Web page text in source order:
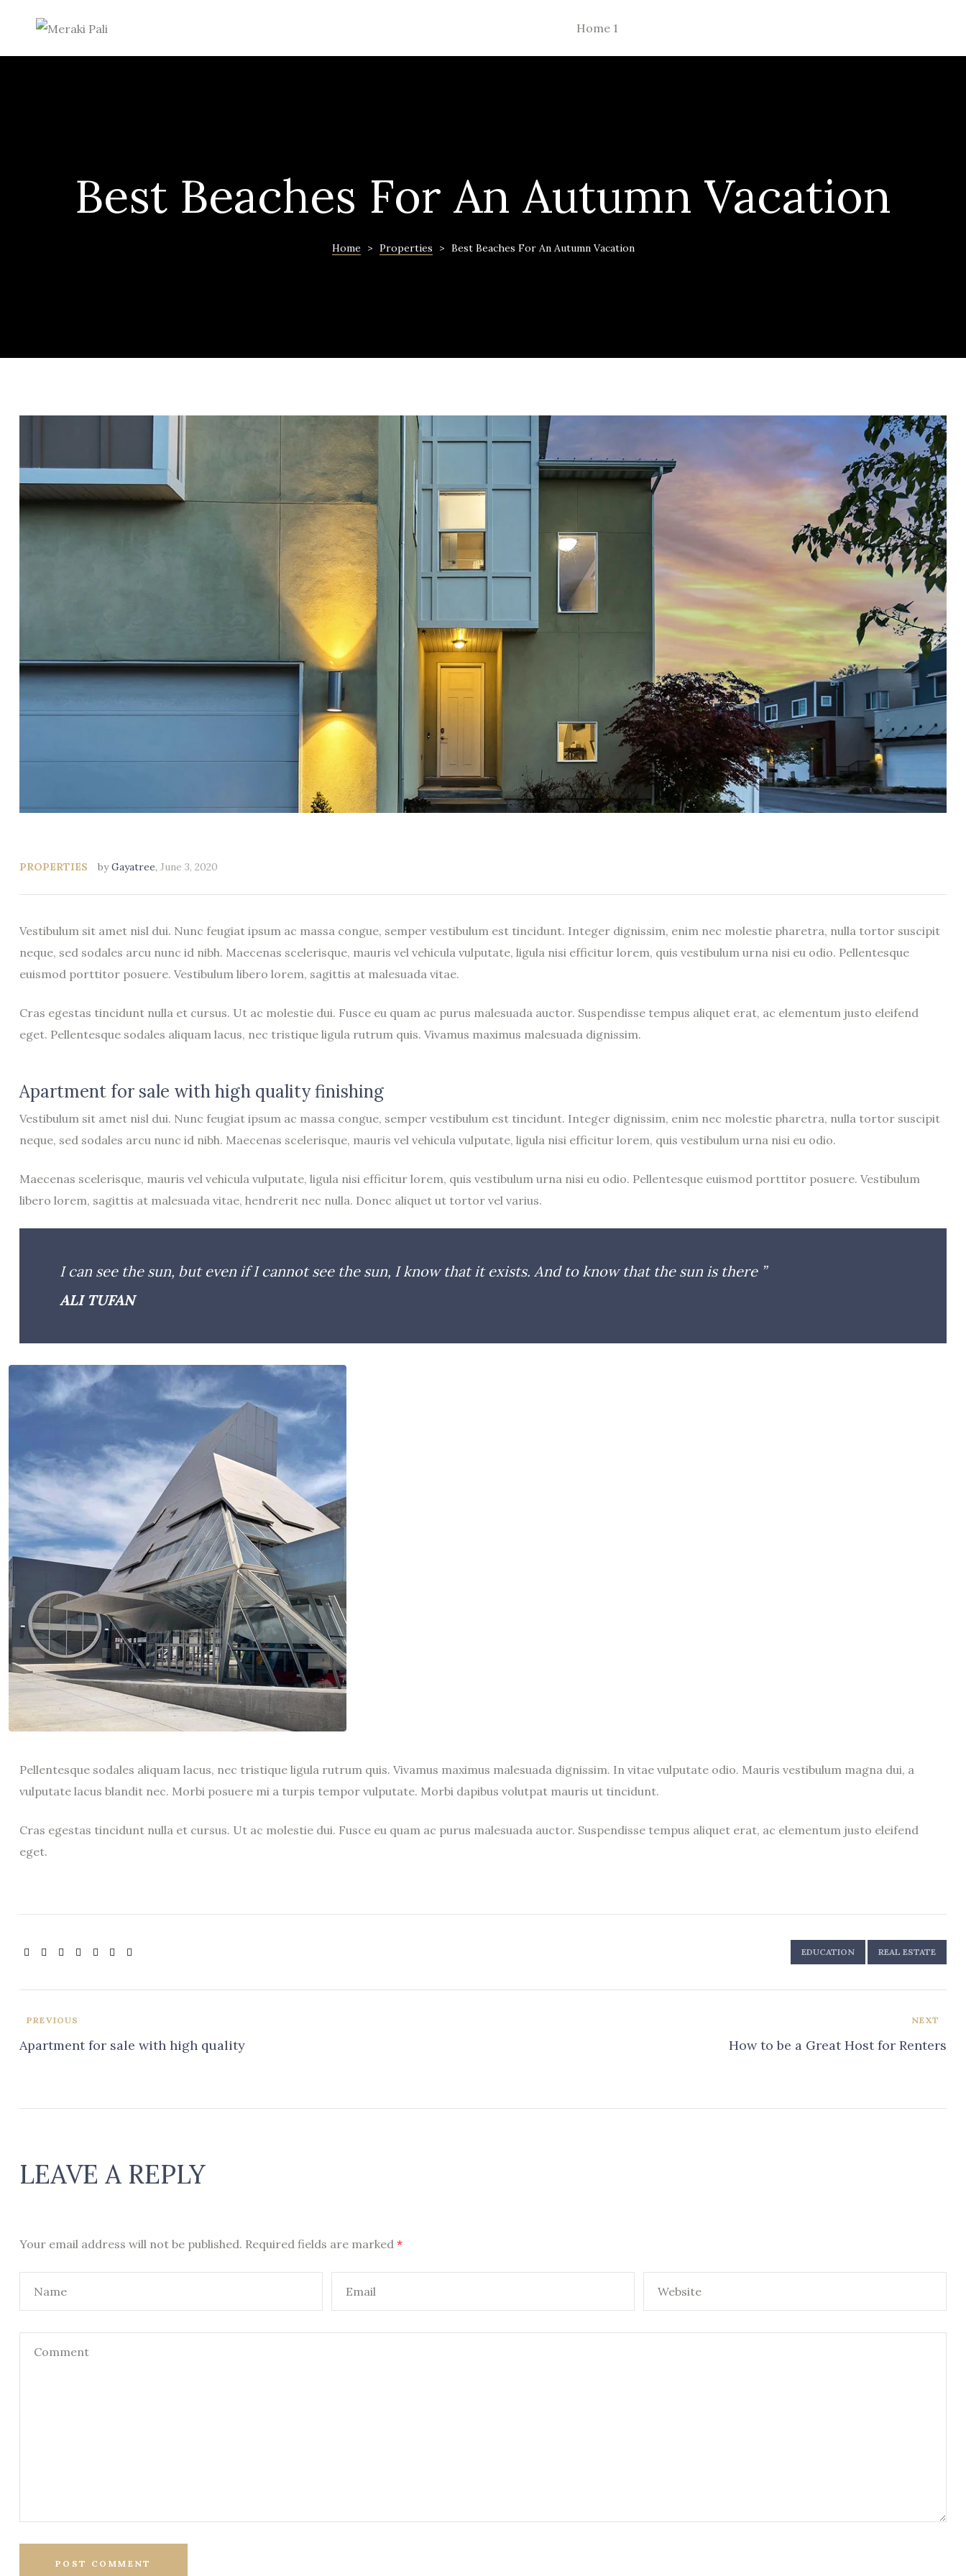
HOMES
Home 1
Best Beaches For An Autumn Vacation
Home > Properties > Best Beaches For An Autumn Vacation
PROPERTIES byGayatree, June 3, 2020
Vestibulum sit amet nisl dui. Nunc feugiat ipsum ac massa congue, semper vestibulum est tincidunt. Integer dignissim, enim nec molestie pharetra, nulla tortor suscipit
neque, sed sodales arcu nunc id nibh. Maecenas scelerisque, mauris vel vehicula vulputate, ligula nisi efficitur lorem, quis vestibulum urna nisi eu odio. Pellentesque
euismod porttitor posuere. Vestibulum libero lorem, sagittis at malesuada vitae.
Cras egestas tincidunt nulla et cursus. Ut ac molestie dui. Fusce eu quam ac purus malesuada auctor. Suspendisse tempus aliquet erat, ac elementum justo eleifend
eget. Pellentesque sodales aliquam lacus, nec tristique ligula rutrum quis. Vivamus maximus malesuada dignissim.
Apartment for sale with high quality finishing
Vestibulum sit amet nisl dui. Nunc feugiat ipsum ac massa congue, semper vestibulum est tincidunt. Integer dignissim, enim nec molestie pharetra, nulla tortor suscipit
neque, sed sodales arcu nunc id nibh. Maecenas scelerisque, mauris vel vehicula vulputate, ligula nisi efficitur lorem, quis vestibulum urna nisi eu odio.
Maecenas scelerisque, mauris vel vehicula vulputate, ligula nisi efficitur lorem, quis vestibulum urna nisi eu odio. Pellentesque euismod porttitor posuere. Vestibulum
libero lorem, sagittis at malesuada vitae, hendrerit nec nulla. Donec aliquet ut tortor vel varius.
I can see the sun, but even if I cannot see the sun, I know that it exists. And to know that the sun is there ”
ALI TUFAN
Pellentesque sodales aliquam lacus, nec tristique ligula rutrum quis. Vivamus maximus malesuada dignissim. In vitae vulputate odio. Mauris vestibulum magna dui, a
vulputate lacus blandit nec. Morbi posuere mi a turpis tempor vulputate. Morbi dapibus volutpat mauris ut tincidunt.
Cras egestas tincidunt nulla et cursus. Ut ac molestie dui. Fusce eu quam ac purus malesuada auctor. Suspendisse tempus aliquet erat, ac elementum justo eleifend
eget.
EDUCATION REAL ESTATE
PREVIOUS
Apartment for sale with high quality
NEXT
How to be a Great Host for Renters
LEAVE A REPLY
Your email address will not be published. Required fields are marked *